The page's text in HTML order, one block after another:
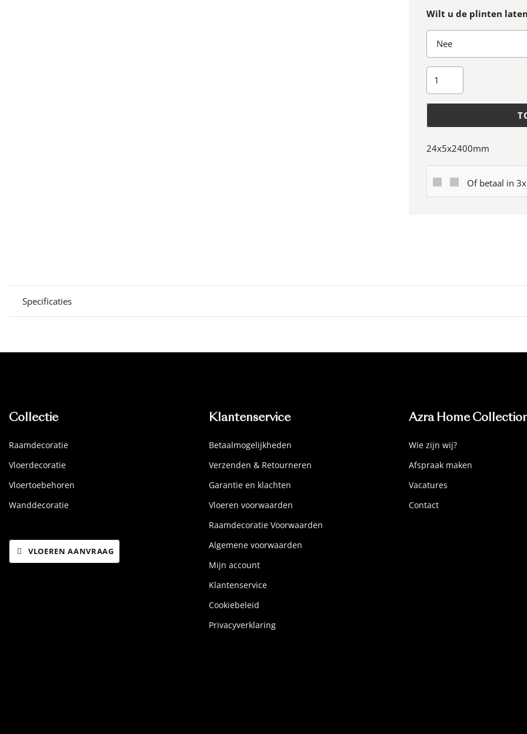
Wilt u de plinten laten
Co-
pro
plakplint
zwart
RAL
aantal
24x5x2400mm
Of betaal in
Specificaties
Collectie
Raamdecoratie
Vloerdecoratie
Vloertoebehoren
Wanddecoratie
VLOEREN AANVRAAG
Klantenservice
Betaalmogelijkheden
Verzenden & Retourneren
Garantie en klachten
Vloeren voorwaarden
Raamdecoratie Voorwaarden
Algemene voorwaarden
Mijn account
Klantenservice
Cookiebeleid
Privacyverklaring
Azra Home
Wie zijn wij?
Afspraak maken
Vacatures
Contact